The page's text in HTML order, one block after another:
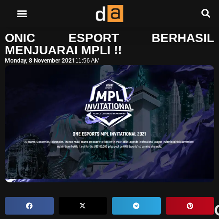
ONIC ESPORT BERHASIL
MENJUARAI MPLI !!
Monday, 8 November 2021 11:56 AM